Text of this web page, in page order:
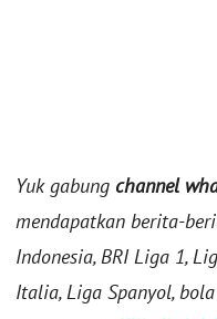
Yuk gabung channel
mendapatkan berita-
Indonesia, BRI Liga 1,
Italia, Liga Spanyol,